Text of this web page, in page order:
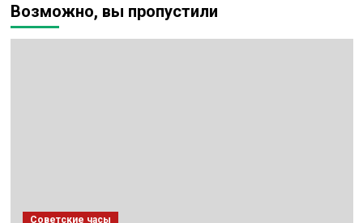
Возможно, вы пропустили
Советские часы